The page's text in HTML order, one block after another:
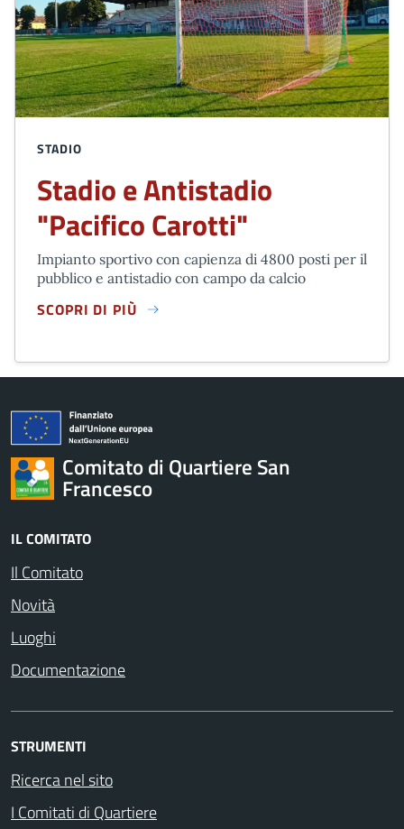
STADIO
Stadio e Antistadio
"Pacifico Carotti"
Impianto sportivo con capienza di 4800 posti per il
pubblico e antistadio con campo da calcio
SCOPRI DI PIÙ
STADIO E ANTISTADIO "PACIFICO CAROTTI"
Comitato di Quartiere San
Francesco
IL COMITATO
Il Comitato
Novità
Luoghi
Documentazione
STRUMENTI
Ricerca nel sito
I Comitati di Quartiere